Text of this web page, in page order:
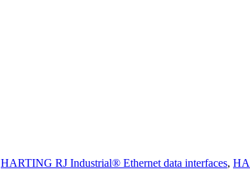
HARTING RJ Industrial® Ethernet data interfaces,